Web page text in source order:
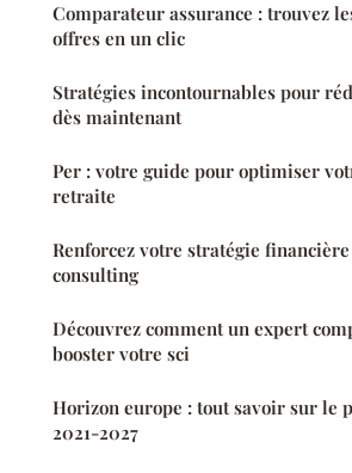
Comparateur assurance : trouvez
offres en un clic
Stratégies incontournables pour
dès maintenant
Per : votre guide pour optimiser
retraite
Renforcez votre stratégie
consulting
Découvrez comment un expert
booster votre sci
Horizon europe : tout savoir sur le
2021-2027